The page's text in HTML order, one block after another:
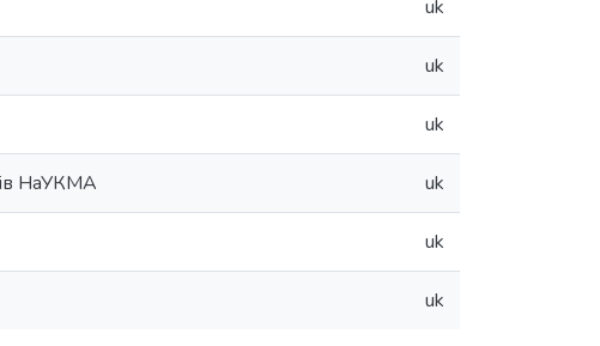
uk
uk
uk
НаУКМА uk
uk
uk